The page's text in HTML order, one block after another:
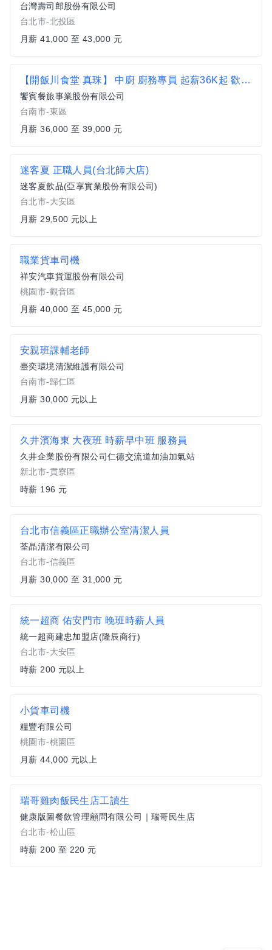
台灣壽司郎股份有限公司
台北市-北投區
月薪 41,000 至 43,000 元
【開飯川食堂 真珠】 中廚 廚務專員 起薪36K起 歡迎無經驗者加入【台南市東區】
饗賓餐旅事業股份有限公司
台南市-東區
月薪 36,000 至 39,000 元
迷客夏 正職人員(台北師大店)
迷客夏飲品(亞享實業股份有限公司)
台北市-大安區
月薪 29,500 元以上
職業貨車司機
祥安汽車貨運股份有限公司
桃園市-觀音區
月薪 40,000 至 45,000 元
安親班課輔老師
臺奕環境清潔維護有限公司
台南市-歸仁區
月薪 30,000 元以上
久井濱海東 大夜班 時薪早中班 服務員
久井企業股份有限公司仁德交流道加油加氣站
新北市-貢寮區
時薪 196 元
台北市信義區正職辦公室清潔人員
荃晶清潔有限公司
台北市-信義區
月薪 30,000 至 31,000 元
統一超商 佑安門市 晚班時薪人員
統一超商建忠加盟店(隆辰商行)
台北市-大安區
時薪 200 元以上
小貨車司機
糧豐有限公司
桃園市-桃園區
月薪 44,000 元以上
瑞哥雞肉飯民生店工讀生
健康版圖餐飲管理顧問有限公司｜瑞哥民生店
台北市-松山區
時薪 200 至 220 元